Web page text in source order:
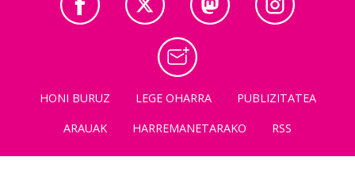
HONI BURUZ LEGE OHARRA
PUBLIZITATEA
ARAUAK
HARREMANETARAKO RSS